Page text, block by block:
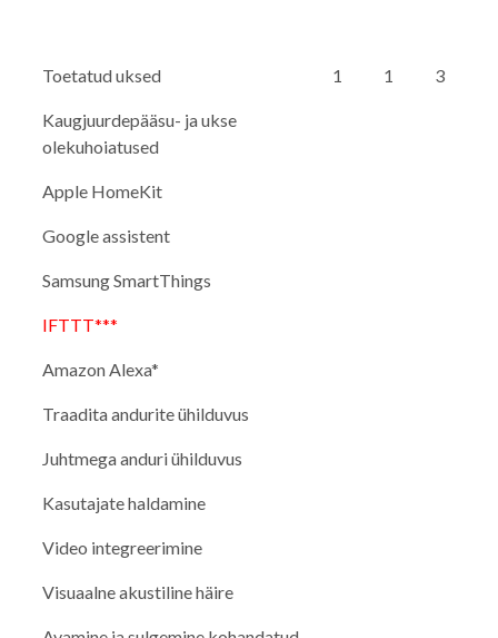
Toetatud uksed 1 1 3
Kaugjuurdepääsu- ja ukse
olekuhoiatused
Apple HomeKit
Google assistent
Samsung SmartThings
IFTTT***
Amazon Alexa*
Traadita andurite ühilduvus
Juhtmega anduri ühilduvus
Kasutajate haldamine
Video integreerimine
Visuaalne akustiline häire